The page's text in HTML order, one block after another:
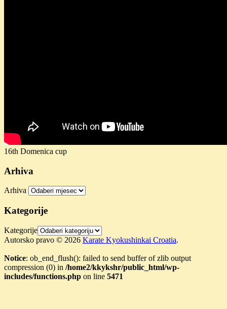
16th Domenica cup
Arhiva
Arhiva
Kategorije
Kategorije
Autorsko pravo © 2026 Karate Kyokushinkai Croatia.
Notice: ob_end_flush(): failed to send buffer of zlib output
compression (0) in /home2/kkykshr/public_html/wp-
includes/functions.php on line 5471